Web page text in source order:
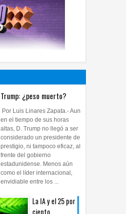
Trump: ¿peso muerto?
Por Luis Linares Zapata.- Aun
en el tiempo de sus horas
altas, D. Trump no llegó a ser
considerado un presidente de
prestigio, ni tampoco eficaz, al
frente del gobierno
estadunidense. Menos aún
como el líder internacional,
envidiable entre los ...
La IA y el 25 por
ciento